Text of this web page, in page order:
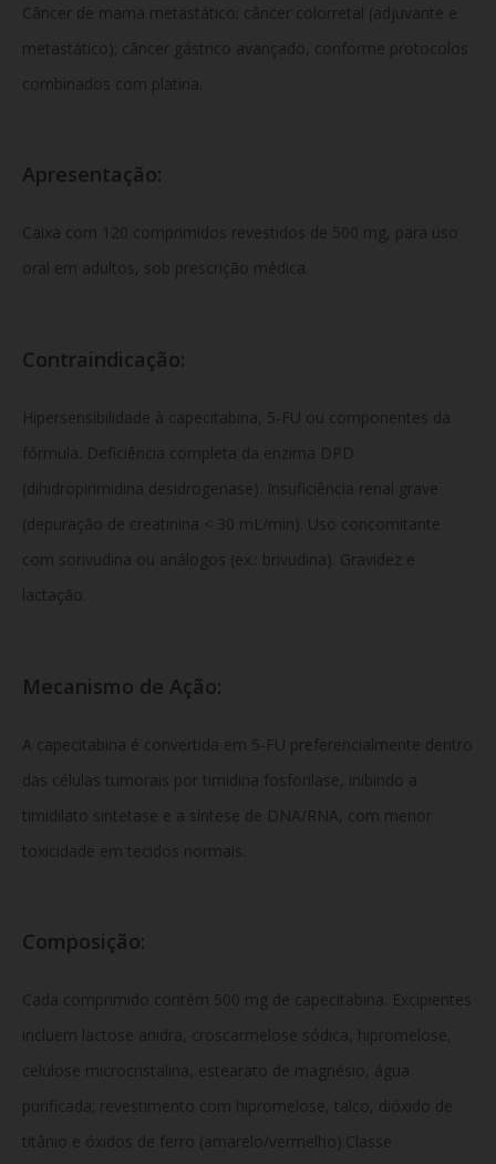
Câncer de mama metastático; câncer colorretal (adjuvante e
metastático); câncer gástrico avançado, conforme protocolos
combinados com platina.
Apresentação:
Caixa com 120 comprimidos revestidos de 500 mg, para uso
oral em adultos, sob prescrição médica.
Contraindicação:
Hipersensibilidade à capecitabina, 5-FU ou componentes da
fórmula. Deficiência completa da enzima DPD
(dihidropirimidina desidrogenase). Insuficiência renal grave
(depuração de creatinina < 30 mL/min). Uso concomitante
com sorivudina ou análogos (ex.: brivudina). Gravidez e
lactação.
Mecanismo de Ação:
A capecitabina é convertida em 5-FU preferencialmente dentro
das células tumorais por timidina fosforilase, inibindo a
timidilato sintetase e a síntese de DNA/RNA, com menor
toxicidade em tecidos normais.
Composição:
Cada comprimido contém 500 mg de capecitabina. Excipientes
incluem lactose anidra, croscarmelose sódica, hipromelose,
celulose microcristalina, estearato de magnésio, água
purificada; revestimento com hipromelose, talco, dióxido de
titânio e óxidos de ferro (amarelo/vermelho).Classe